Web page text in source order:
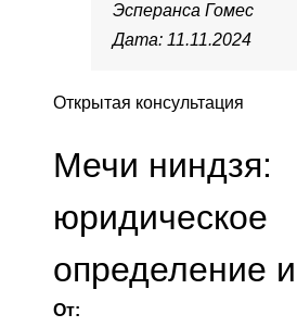
Эсперанса Гомес
Дата: 11.11.2024
Открытая консультация
Мечи ниндзя:
юридическое
определение
От: